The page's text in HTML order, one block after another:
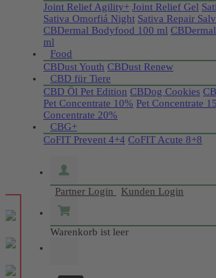
Joint Relief Agility+ Joint Relief Gel
Sativa Omorfiá Night Sativa Repair
CBDermal Bodyfood 100 ml
ml
Food
CBDust Youth CBDust Renew
CBD für Tiere
CBD Öl Pet Edition CBDog Cookies
Pet Concentrate 10% Pet Concentrate
Concentrate 20%
CBG+
CoFIT Prevent 4+4 CoFIT Acute 8+8
Partner Login Kunden Login
Warenkorb ist leer